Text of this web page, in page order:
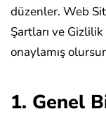
düzenler. Web
Şartları ve
onaylamış
1. Genel